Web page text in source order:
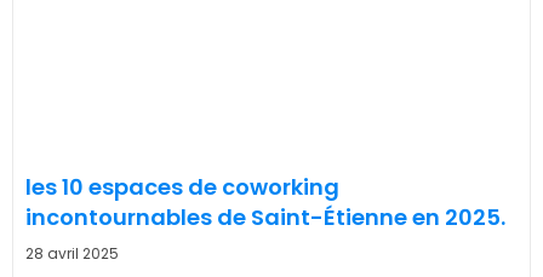
les 10 espaces de coworking
incontournables de Saint-Étienne en 2025.
28 avril 2025